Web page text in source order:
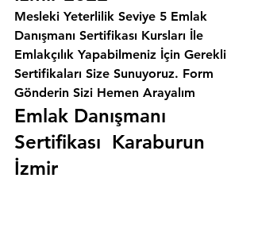
Mesleki Yeterlilik Seviye 5 Emlak
Danışmanı Sertifikası Kursları İle
Emlakçılık Yapabilmeniz İçin Gerekli
Sertifikaları Size Sunuyoruz. Form
Gönderin Sizi Hemen Arayalım
Emlak Danışmanı
Sertifikası  Karaburun
İzmir